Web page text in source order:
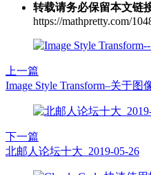
转载请务必保留本文链
https://mathpretty.com/
上一篇
Image Style Transform–关于
下一篇
北邮人论坛十大_2019-05-26